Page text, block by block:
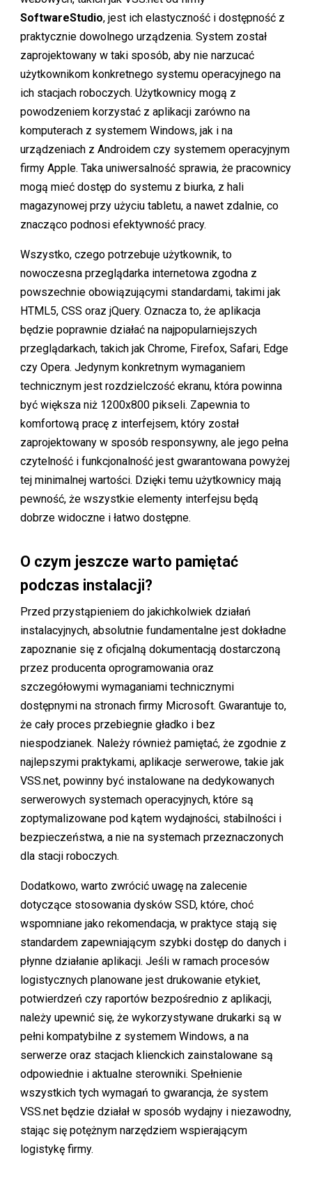
SoftwareStudio, jest ich elastyczność i dostępność z
praktycznie dowolnego urządzenia. System został
zaprojektowany w taki sposób, aby nie narzucać
użytkownikom konkretnego systemu operacyjnego na
ich stacjach roboczych. Użytkownicy mogą z
powodzeniem korzystać z aplikacji zarówno na
komputerach z systemem Windows, jak i na
urządzeniach z Androidem czy systemem operacyjnym
firmy Apple. Taka uniwersalność sprawia, że pracownicy
mogą mieć dostęp do systemu z biurka, z hali
magazynowej przy użyciu tabletu, a nawet zdalnie, co
znacząco podnosi efektywność pracy.
Wszystko, czego potrzebuje użytkownik, to
nowoczesna przeglądarka internetowa zgodna z
powszechnie obowiązującymi standardami, takimi jak
HTML5, CSS oraz jQuery. Oznacza to, że aplikacja
będzie poprawnie działać na najpopularniejszych
przeglądarkach, takich jak Chrome, Firefox, Safari, Edge
czy Opera. Jedynym konkretnym wymaganiem
technicznym jest rozdzielczość ekranu, która powinna
być większa niż 1200x800 pikseli. Zapewnia to
komfortową pracę z interfejsem, który został
zaprojektowany w sposób responsywny, ale jego pełna
czytelność i funkcjonalność jest gwarantowana powyżej
tej minimalnej wartości. Dzięki temu użytkownicy mają
pewność, że wszystkie elementy interfejsu będą
dobrze widoczne i łatwo dostępne.
O czym jeszcze warto pamiętać
podczas instalacji?
Przed przystąpieniem do jakichkolwiek działań
instalacyjnych, absolutnie fundamentalne jest dokładne
zapoznanie się z oficjalną dokumentacją dostarczoną
przez producenta oprogramowania oraz
szczegółowymi wymaganiami technicznymi
dostępnymi na stronach firmy Microsoft. Gwarantuje to,
że cały proces przebiegnie gładko i bez
niespodzianek. Należy również pamiętać, że zgodnie z
najlepszymi praktykami, aplikacje serwerowe, takie jak
VSS.net, powinny być instalowane na dedykowanych
serwerowych systemach operacyjnych, które są
zoptymalizowane pod kątem wydajności, stabilności i
bezpieczeństwa, a nie na systemach przeznaczonych
dla stacji roboczych.
Dodatkowo, warto zwrócić uwagę na zalecenie
dotyczące stosowania dysków SSD, które, choć
wspomniane jako rekomendacja, w praktyce stają się
standardem zapewniającym szybki dostęp do danych i
płynne działanie aplikacji. Jeśli w ramach procesów
logistycznych planowane jest drukowanie etykiet,
potwierdzeń czy raportów bezpośrednio z aplikacji,
należy upewnić się, że wykorzystywane drukarki są w
pełni kompatybilne z systemem Windows, a na
serwerze oraz stacjach klienckich zainstalowane są
odpowiednie i aktualne sterowniki. Spełnienie
wszystkich tych wymagań to gwarancja, że system
VSS.net będzie działał w sposób wydajny i niezawodny,
stając się potężnym narzędziem wspierającym
logistykę firmy.